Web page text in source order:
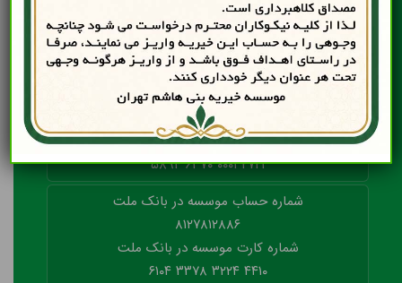
اطلاعات حساب های بانکی خیریه
شماره حساب موسسه در بانک رفاه
۲۱۴۱۸۱۳۰۳
شماره کارت موسسه در بانک رفاه
۲۷۲۱ ۰۰۰۱ ۶۳۷۰ ۵۸۹۴
شماره حساب موسسه در بانک ملت
۸۱۲۷۸۱۲۸۸۶
شماره کارت موسسه در بانک ملت
۴۴۱۰ ۳۲۲۴ ۳۳۷۸ ۶۱۰۴